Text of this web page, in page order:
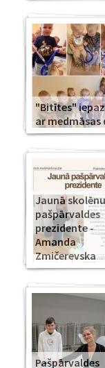
"Bitītes"
ar medmāsas
Jaunā skolēnu
pašpārvaldes
prezidente -
Amanda
Zmičerevska
Pašpārvaldes